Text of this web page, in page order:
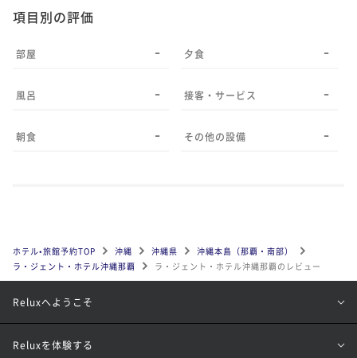
項目別の評価
部屋 -
風呂 -
朝食 -
夕食 -
接客・サービス -
その他の設備 -
ホテル•旅館予約TOP 沖縄 沖縄県
沖縄本島（那覇・南部）
ラ・ジェント・ホテル沖縄那覇
ラ・ジェント・ホテル沖縄那覇のレビュー
Reluxへようこそ
Reluxを体験する